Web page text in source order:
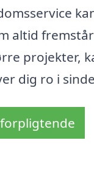
altid
projekter,
dig ro i